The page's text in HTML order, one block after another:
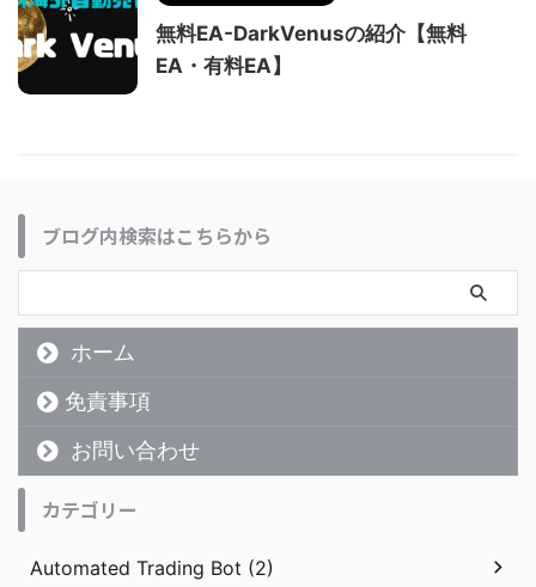
無料EA-DarkVenusの紹介【無料
EA・有料EA】
ブログ内検索はこちらから
ホーム
免責事項
お問い合わせ
カテゴリー
Automated Trading Bot (2)